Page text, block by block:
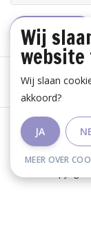
ABONNEER
Algemene
Wij
Wij slaan
akkoord?
JA
MEER OVER